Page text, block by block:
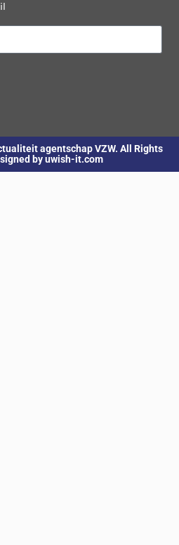
agentschap VZW. All Rights
by uwish-it.com